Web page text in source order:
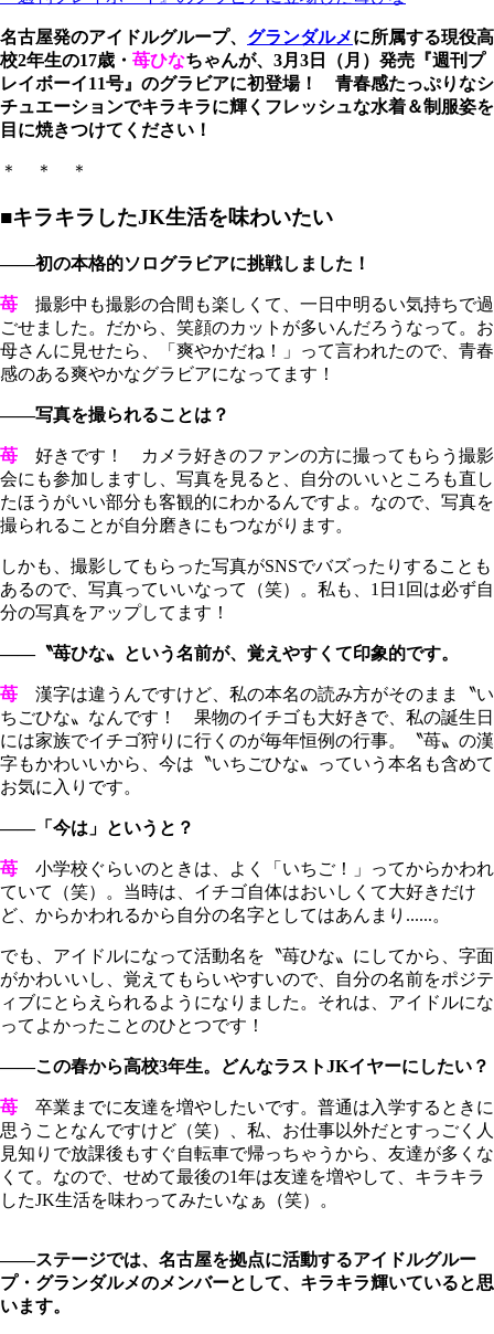
名古屋発のアイドルグループ、 グランダルメに所属する現役高
校2年生の17歳・ 苺ひなちゃんが、3月3日（月）発売『週刊プ
レイボーイ11号』のグラビアに初登場！ 青春感たっぷりなシ
チュエーションでキラキラに輝くフレッシュな水着＆制服姿を
目に焼きつけてください！
＊ ＊ ＊
■キラキラしたJK生活を味わいたい
――初の本格的ソログラビアに挑戦しました！
苺 撮影中も撮影の合間も楽しくて、一日中明るい気持ちで過
ごせました。だから、笑顔のカットが多いんだろうなって。お
母さんに見せたら、「爽やかだね！」って言われたので、青春
感のある爽やかなグラビアになってます！
――写真を撮られることは？
苺 好きです！ カメラ好きのファンの方に撮ってもらう撮影
会にも参加しますし、写真を見ると、自分のいいところも直し
たほうがいい部分も客観的にわかるんですよ。なので、写真を
撮られることが自分磨きにもつながります。
しかも、撮影してもらった写真がSNSでバズったりすることも
あるので、写真っていいなって（笑）。私も、1日1回は必ず自
分の写真をアップしてます！
――〝苺ひな〟という名前が、覚えやすくて印象的です。
苺 漢字は違うんですけど、私の本名の読み方がそのまま〝い
ちごひな〟なんです！ 果物のイチゴも大好きで、私の誕生日
には家族でイチゴ狩りに行くのが毎年恒例の行事。〝苺〟の漢
字もかわいいから、今は〝いちごひな〟っていう本名も含めて
お気に入りです。
――「今は」というと？
苺 小学校ぐらいのときは、よく「いちご！」ってからかわれ
ていて（笑）。当時は、イチゴ自体はおいしくて大好きだけ
ど、からかわれるから自分の名字としてはあんまり......。
でも、アイドルになって活動名を〝苺ひな〟にしてから、字面
がかわいいし、覚えてもらいやすいので、自分の名前をポジテ
ィブにとらえられるようになりました。それは、アイドルにな
ってよかったことのひとつです！
――この春から高校3年生。どんなラストJKイヤーにしたい？
苺 卒業までに友達を増やしたいです。普通は入学するときに
思うことなんですけど（笑）、私、お仕事以外だとすっごく人
見知りで放課後もすぐ自転車で帰っちゃうから、友達が多くな
くて。なので、せめて最後の1年は友達を増やして、キラキラ
したJK生活を味わってみたいなぁ（笑）。
――ステージでは、名古屋を拠点に活動するアイドルグルー
プ・グランダルメのメンバーとして、キラキラ輝いていると思
います。